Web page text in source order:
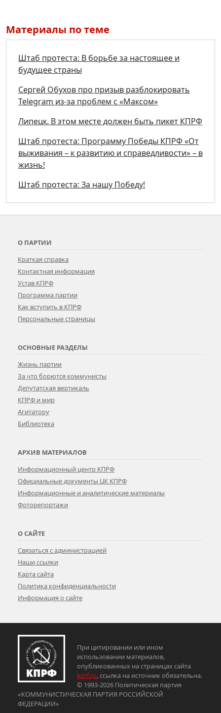
Материалы по теме
Штаб протеста: В борьбе за настоящее и
будущее страны
Сергей Обухов про призыв разблокировать
Telegram из-за проблем с «Максом»
Липецк. В этом месте должен быть пикет КПРФ
Штаб протеста: Программу Победы КПРФ «От
выживания – к развитию и справедливости» – в
жизнь!
Штаб протеста: За нашу Победу!
О ПАРТИИ
Краткая справка
Контактная информация
Устав КПРФ
Программа партии
Как вступить в КПРФ
Персональные страницы
ОСНОВНЫЕ РАЗДЕЛЫ
Жизнь партии
За что борются коммунисты
Депутатская вертикаль
КПРФ и мир
Агитатору
Библиотека
АРХИВ МАТЕРИАЛОВ
Информационный центр КПРФ
Официальные документы ЦК КПРФ
Информационные и аналитические материалы
Фоторепортажи
О САЙТЕ
Связаться с администрацией
Наши ссылки
Карта сайта
Политика конфиденциальности
Информация о сайте
При цитировании или ином
использовании материалов,
опубликованных на страницах сайта
kprf.ru, ссылка на источник обязательна.
© 1993-2026 Политическая партия
«КОММУНИСТИЧЕСКАЯ ПАРТИЯ РОССИЙСКОЙ
ФЕДЕРАЦИИ»